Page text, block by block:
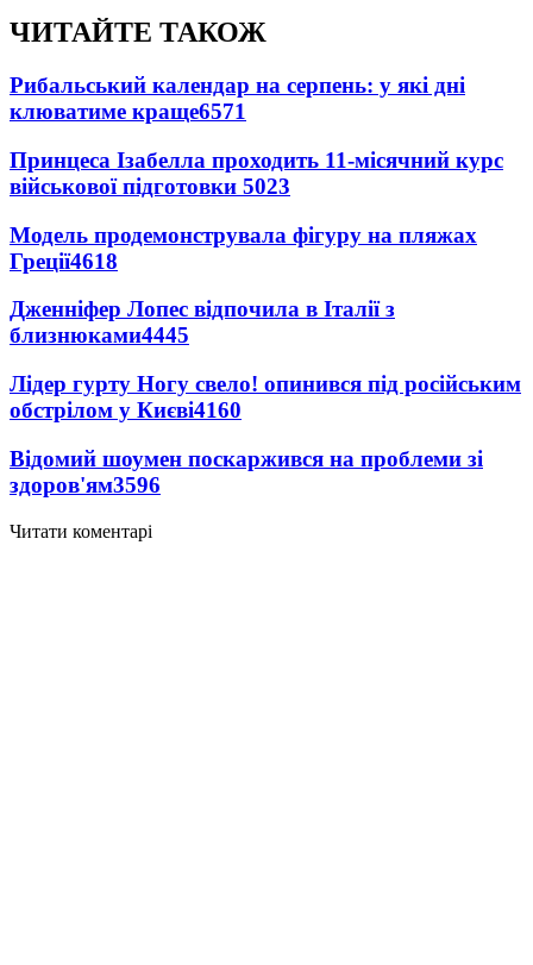
ЧИТАЙТЕ ТАКОЖ
Рибальський календар на серпень: у які дні
клюватиме краще6571
Принцеса Ізабелла проходить 11-місячний курс
військової підготовки 5023
Модель продемонструвала фігуру на пляжах
Греції4618
Дженніфер Лопес відпочила в Італії з
близнюками4445
Лідер гурту Ногу свело! опинився під російським
обстрілом у Києві4160
Відомий шоумен поскаржився на проблеми зі
здоров'ям3596
Читати коментарі